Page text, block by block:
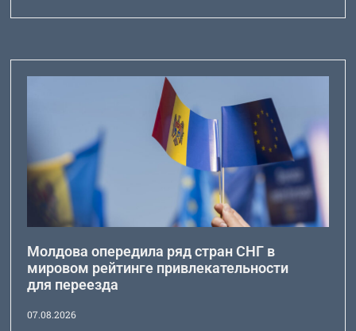
Молдова опередила ряд стран СНГ в
мировом рейтинге привлекательности
для переезда
07.08.2026